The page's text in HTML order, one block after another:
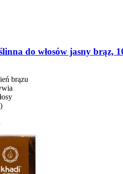
do włosów jasny brąz,
brązu